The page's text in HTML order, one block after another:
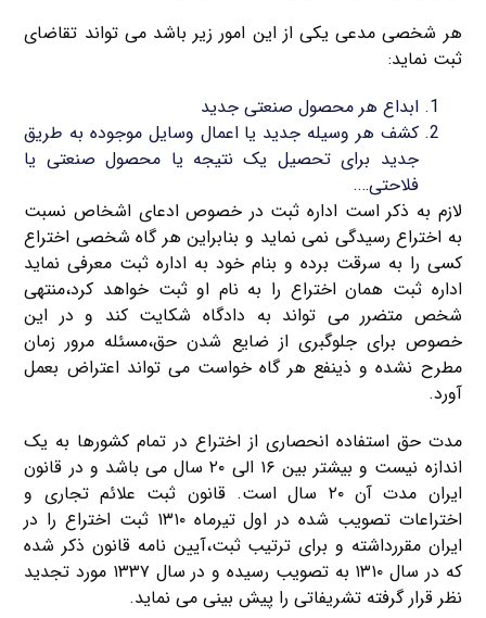
هر شخصی مدعی یکی از این امور زیر باشد می تواند تقاضای
ثبت نماید:
ابداع هر محصول صنعتی جدید
کشف هر وسیله جدید یا اعمال وسایل موجوده به طریق
جدید برای تحصیل یک نتیجه یا محصول صنعتی یا
فلاحتی….
لازم به ذکر است اداره ثبت در خصوص ادعای اشخاص نسبت
به اختراع رسیدگی نمی نماید و بنابراین هر گاه شخصی اختراع
کسی را به سرقت برده و بنام خود به اداره ثبت معرفی نماید
اداره ثبت همان اختراع را به نام او ثبت خواهد کرد،منتهی
شخص متضرر می تواند به دادگاه شکایت کند و در این
خصوص برای جلوگبری از ضایع شدن حق،مسئله مرور زمان
مطرح نشده و ذینفع هر گاه خواست می تواند اعتراض بعمل
آورد.
مدت حق استفاده انحصاری از اختراع در تمام کشورها به یک
اندازه نیست و بیشتر بین ۱۶ الی ۲۰ سال می باشد و در قانون
ایران مدت آن ۲۰ سال است. قانون ثبت علائم تجاری و
اختراعات تصویب شده در اول تیرماه ۱۳۱۰ ثبت اختراع را در
ایران مقررداشته و برای ترتیب ثبت،آیین نامه قانون ذکر شده
که در سال ۱۳۱۰ به تصویب رسیده و در سال ۱۳۳۷ مورد تجدید
نظر قرار گرفته تشریفاتی را پیش بینی می نماید.